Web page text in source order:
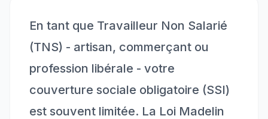
En tant que Travailleur Non Salarié
(TNS) - artisan, commerçant ou
profession libérale - votre
couverture sociale obligatoire (SSI)
est souvent limitée. La Loi Madelin